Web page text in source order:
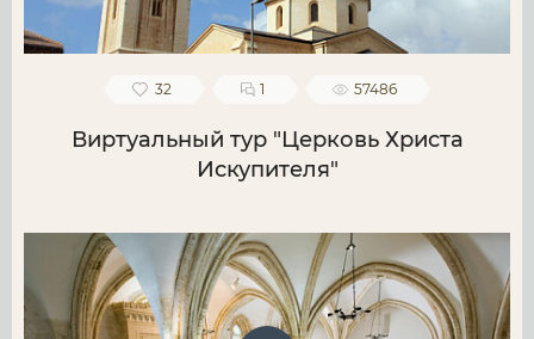
32 1 57486
Виртуальный тур "Церковь Христа
Искупителя"